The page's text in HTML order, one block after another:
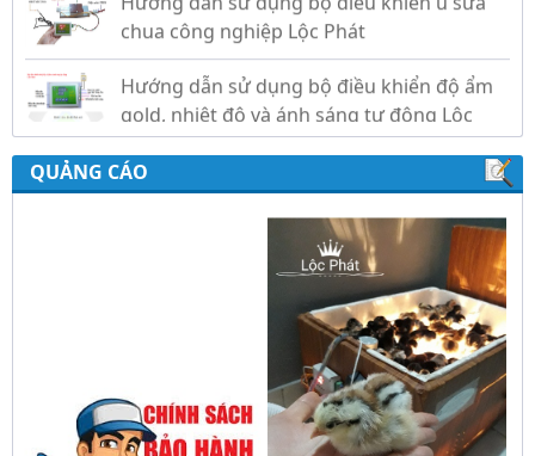
gold, nhiệt độ và ánh sáng tự động Lộc
Phát
QUẢNG CÁO